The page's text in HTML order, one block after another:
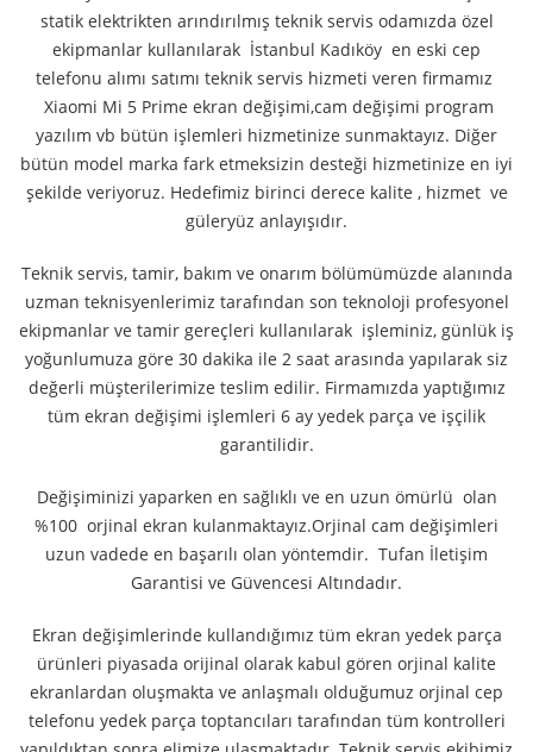
statik elektrikten arındırılmış teknik servis odamızda özel
ekipmanlar kullanılarak İstanbul Kadıköy en eski cep
telefonu alımı satımı teknik servis hizmeti veren firmamız
Xiaomi Mi 5 Prime ekran değişimi,cam değişimi program
yazılım vb bütün işlemleri hizmetinize sunmaktayız. Diğer
bütün model marka fark etmeksizin desteği hizmetinize en iyi
şekilde veriyoruz. Hedefimiz birinci derece kalite , hizmet ve
güleryüz anlayışıdır.
Teknik servis, tamir, bakım ve onarım bölümümüzde alanında
uzman teknisyenlerimiz tarafından son teknoloji profesyonel
ekipmanlar ve tamir gereçleri kullanılarak işleminiz, günlük iş
yoğunlumuza göre 30 dakika ile 2 saat arasında yapılarak siz
değerli müşterilerimize teslim edilir. Firmamızda yaptığımız
tüm ekran değişimi işlemleri 6 ay yedek parça ve işçilik
garantilidir.
Değişiminizi yaparken en sağlıklı ve en uzun ömürlü olan
%100 orjinal ekran kulanmaktayız.Orjinal cam değişimleri
uzun vadede en başarılı olan yöntemdir. Tufan İletişim
Garantisi ve Güvencesi Altındadır.
Ekran değişimlerinde kullandığımız tüm ekran yedek parça
ürünleri piyasada orijinal olarak kabul gören orjinal kalite
ekranlardan oluşmakta ve anlaşmalı olduğumuz orjinal cep
telefonu yedek parça toptancıları tarafından tüm kontrolleri